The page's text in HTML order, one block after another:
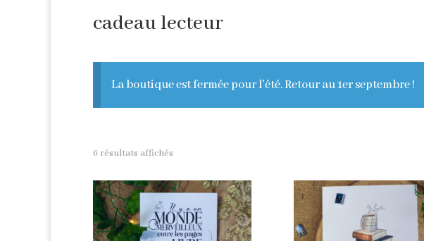
cadeau lecteur
La boutique est fermée pour l'été. Retour au 1er septembre !
6 résultats affichés